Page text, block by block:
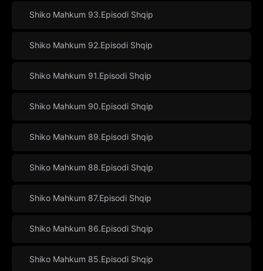
Shiko Mahkum 93.Episodi Shqip
Shiko Mahkum 92.Episodi Shqip
Shiko Mahkum 91.Episodi Shqip
Shiko Mahkum 90.Episodi Shqip
Shiko Mahkum 89.Episodi Shqip
Shiko Mahkum 88.Episodi Shqip
Shiko Mahkum 87.Episodi Shqip
Shiko Mahkum 86.Episodi Shqip
Shiko Mahkum 85.Episodi Shqip